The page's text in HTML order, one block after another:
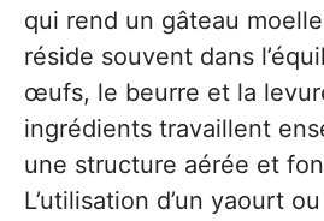
qui rend un gâteau
réside souvent dans
œufs, le beurre et la
ingrédients travaillent
une structure aérée et
L’utilisation d’un yaourt